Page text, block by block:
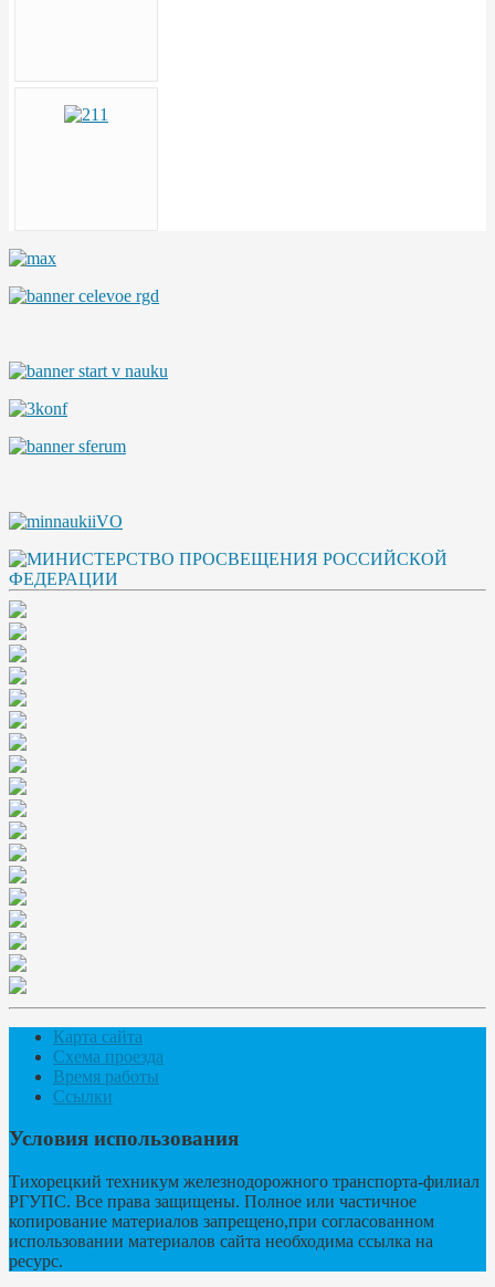
Карта сайта
Схема проезда
Время работы
Ссылки
Условия использования
Тихорецкий техникум железнодорожного транспорта-филиал
РГУПС. Все права защищены. Полное или частичное
копирование материалов запрещено,при согласованном
использовании материалов сайта необходима ссылка на
ресурс.